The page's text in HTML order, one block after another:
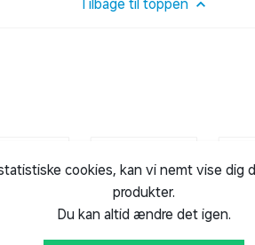
Tilbage til toppen
cookies, kan vi nemt vise dig
produkter.
Du kan altid ændre det igen.